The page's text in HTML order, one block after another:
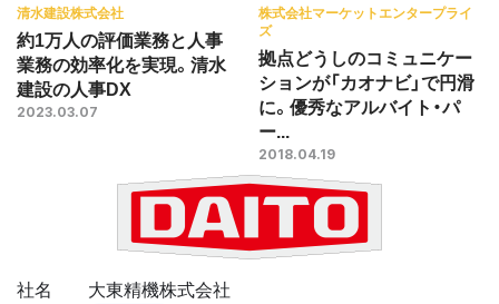
清水建設株式会社
約1万人の評価業務と人事
業務の効率化を実現。清水
建設の人事DX
2023.03.07
株式会社マーケットエンタープライ
ズ
拠点どうしのコミュニケー
ションが「カオナビ」で円滑
に。優秀なアルバイト・パ
ー...
2018.04.19
社名
大東精機株式会社